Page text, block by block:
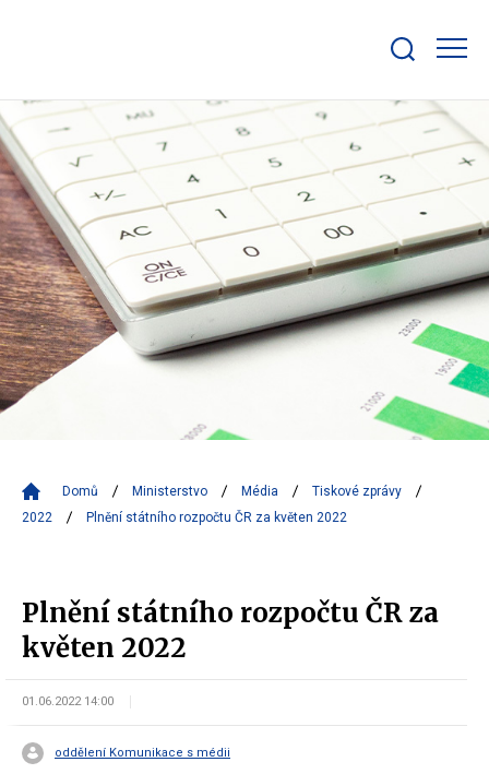
bar
Domů Ministerstvo Média
Tiskové zprávy
2022
Plnění státního rozpočtu ČR za květen 2022
Plnění státního rozpočtu ČR za
květen 2022
01.06.2022 14:00
oddělení Komunikace s médii